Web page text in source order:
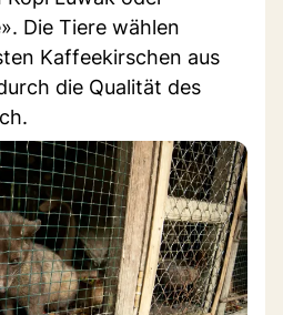
Die Tiere wählen
Kaffeekirschen aus
die Qualität des